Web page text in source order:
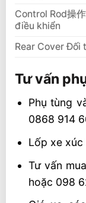
Control Rod操
điều khiển
Rear Cover Đối
Tư vấn
Phụ tùng
0868 914
Lốp xe
Tư vấn
hoặc 098